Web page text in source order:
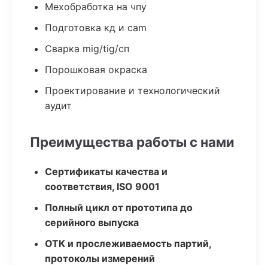
Мехобработка на чпу
Подготовка кд и cam
Сварка mig/tig/сп
Порошковая окраска
Проектирование и технологический
аудит
Преимущества работы с нами
Сертификаты качества и
соответствия, ISO 9001
Полный цикл от прототипа до
серийного выпуска
ОТК и прослеживаемость партий,
протоколы измерений